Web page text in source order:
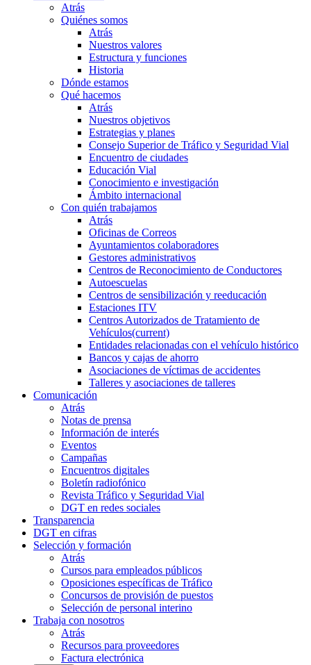
Atrás
Quiénes somos
Atrás
Nuestros valores
Estructura y funciones
Historia
Dónde estamos
Qué hacemos
Atrás
Nuestros objetivos
Estrategias y planes
Consejo Superior de Tráfico y Seguridad Vial
Encuentro de ciudades
Educación Vial
Conocimiento e investigación
Ámbito internacional
Con quién trabajamos
Atrás
Oficinas de Correos
Ayuntamientos colaboradores
Gestores administrativos
Centros de Reconocimiento de Conductores
Autoescuelas
Centros de sensibilización y reeducación
Estaciones ITV
Centros Autorizados de Tratamiento de
Vehículos(current)
Entidades relacionadas con el vehículo histórico
Bancos y cajas de ahorro
Asociaciones de víctimas de accidentes
Talleres y asociaciones de talleres
Comunicación
Atrás
Notas de prensa
Información de interés
Eventos
Campañas
Encuentros digitales
Boletín radiofónico
Revista Tráfico y Seguridad Vial
DGT en redes sociales
Transparencia
DGT en cifras
Selección y formación
Atrás
Cursos para empleados públicos
Oposiciones específicas de Tráfico
Concursos de provisión de puestos
Selección de personal interino
Trabaja con nosotros
Atrás
Recursos para proveedores
Factura electrónica